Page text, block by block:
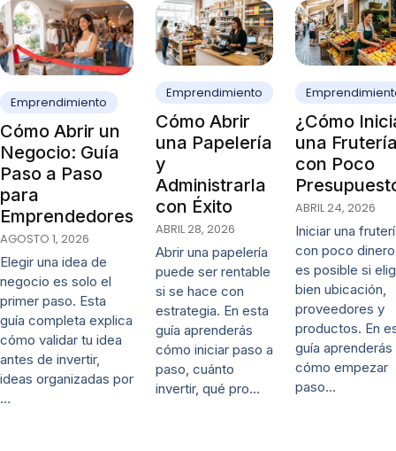
Emprendimiento
Cómo Abrir un
Negocio: Guía
Paso a Paso
para
Emprendedores
AGOSTO 1, 2026
Elegir una idea de
negocio es solo el
primer paso. Esta
guía completa explica
cómo validar tu idea
antes de invertir,
ideas organizadas por
…
Emprendimiento
Cómo Abrir
una Papelería
y
Administrarla
con Éxito
ABRIL 28, 2026
Abrir una papelería
puede ser rentable
si se hace con
estrategia. En esta
guía aprenderás
cómo iniciar paso a
paso, cuánto
invertir, qué pro…
¿Cómo
una
con Poco
ABRIL 24, 2026
Iniciar una
con poco dinero
es posible si
bien ubicación,
proveedores y
productos. En
guía aprenderás
cómo empezar
paso…